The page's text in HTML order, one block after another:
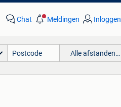
Chat Meldingen Inloggen
Alle afstanden…